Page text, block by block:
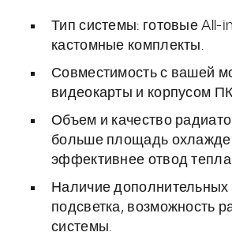
Тип системы: готовые All-
кастомные комплекты.
Совместимость с вашей
видеокарты и корпусом
Объем и качество
больше площадь
эффективнее отвод
Наличие дополнительных
подсветка, возможность
системы.